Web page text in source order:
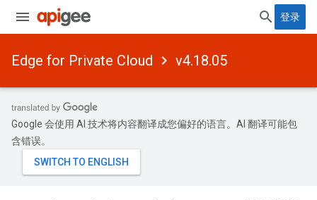
登录
Edge for Private Cloud v4.18.05
Google 会使用 AI 技术将内容翻译成您偏好的语言。AI 翻译可能包
含错误。